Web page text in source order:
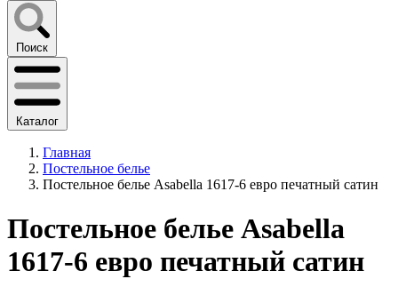
Поиск
Каталог
Главная
Постельное белье
Постельное белье Asabella 1617-6 евро печатный сатин
Постельное белье Asabella
1617-6 евро печатный сатин